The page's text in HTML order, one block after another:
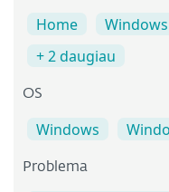
Home Windows
+ 2 daugiau
OS
Windows
Problema